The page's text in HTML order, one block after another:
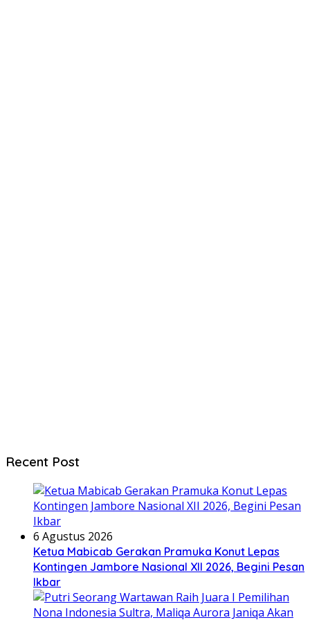
Recent Post
6 Agustus 2026
Ketua Mabicab Gerakan Pramuka Konut Lepas
Kontingen Jambore Nasional XII 2026, Begini Pesan
Ikbar